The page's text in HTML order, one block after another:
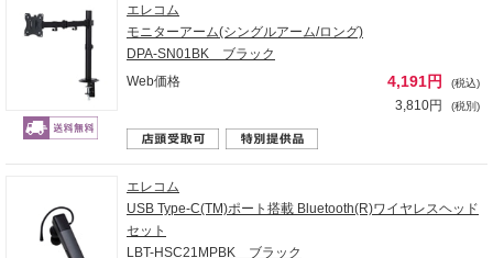
エレコム
モニターアーム(シングルアーム/ロング)
DPA-SN01BK ブラック
Web価格
4,191円 (税込)
3,810円 (税別)
エレコム
USB Type-C(TM)ポート搭載 Bluetooth(R)ワイヤレスヘッド
セット
LBT-HSC21MPBK ブラック